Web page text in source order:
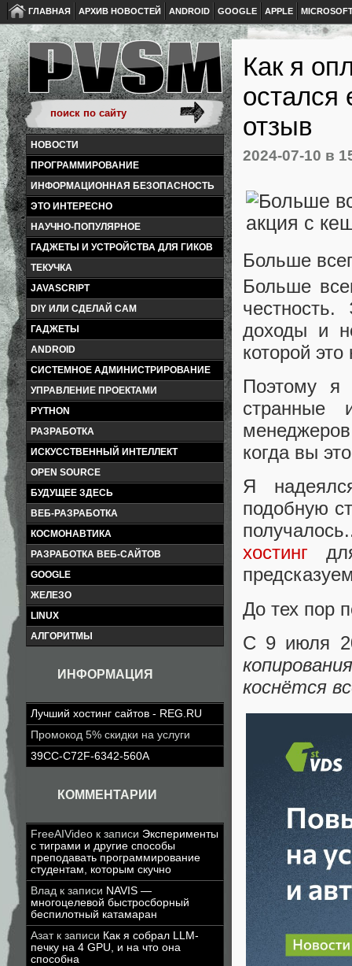
ГЛАВНАЯ АРХИВ НОВОСТЕЙ ANDROID GOOGLE APPLE
НОВОСТИ
ПРОГРАММИРОВАНИЕ
ИНФОРМАЦИОННАЯ БЕЗОПАСНОСТЬ
ЭТО ИНТЕРЕСНО
НАУЧНО-ПОПУЛЯРНОЕ
ГАДЖЕТЫ И УСТРОЙСТВА ДЛЯ ГИКОВ
ТЕКУЧКА
JAVASCRIPT
DIY ИЛИ СДЕЛАЙ САМ
ГАДЖЕТЫ
ANDROID
СИСТЕМНОЕ АДМИНИСТРИРОВАНИЕ
УПРАВЛЕНИЕ ПРОЕКТАМИ
PYTHON
РАЗРАБОТКА
ИСКУССТВЕННЫЙ ИНТЕЛЛЕКТ
OPEN SOURCE
БУДУЩЕЕ ЗДЕСЬ
ВЕБ-РАЗРАБОТКА
КОСМОНАВТИКА
РАЗРАБОТКА ВЕБ-САЙТОВ
GOOGLE
ЖЕЛЕЗО
LINUX
АЛГОРИТМЫ
ИНФОРМАЦИЯ
Лучший хостинг сайтов - REG.RU
Промокод 5% скидки на услуги
39CC-C72F-6342-560A
КОММЕНТАРИИ
FreeAIVideo к записи Эксперименты
с тиграми и другие способы
преподавать программирование
студентам, которым скучно
Влад к записи NAVIS —
многоцелевой быстросборный
беспилотный катамаран
Азатк записи Как я собрал LLM-
печку на 4 GPU, и на что она
способна
Как я
отзыв
2024-07-10 в
Больше
Больше
доходы и
которой
Поэтому
странные
когда вы
Я
подобную
хостинг
До тех пор
С 9 июля
коснётся